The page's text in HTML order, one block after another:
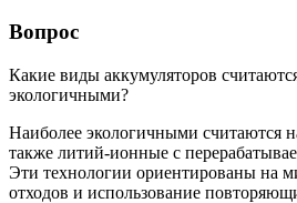
Вопрос
Какие виды аккумуляторов
экологичными?
Наиболее экологичными считаются
также литий-ионные с
Эти технологии ориентированы на
отходов и использование